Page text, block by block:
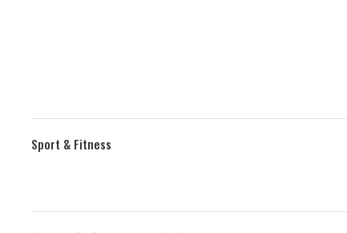
Sport & Fitness